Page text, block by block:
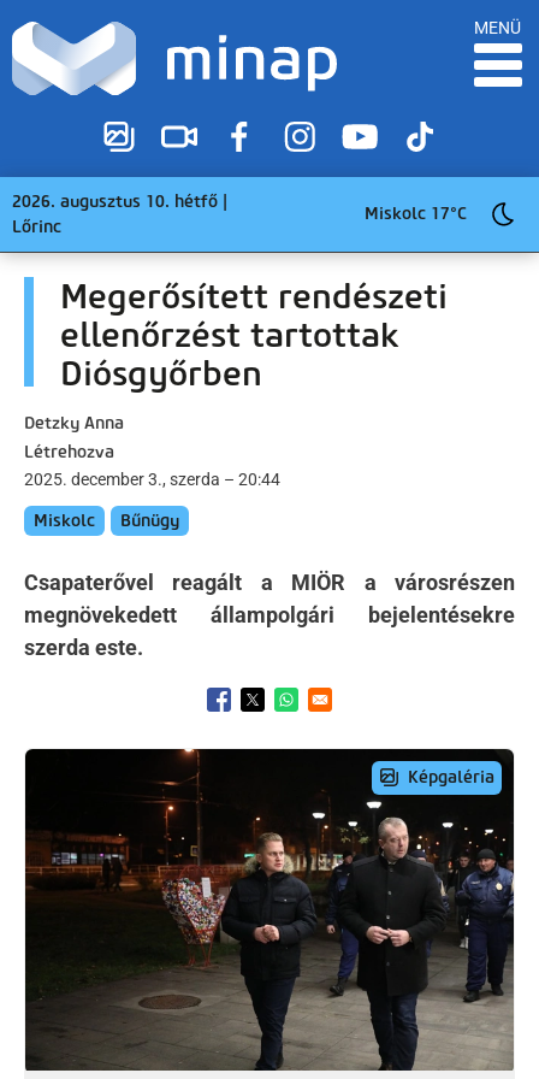
MENÜ
2026. augusztus 10. hétfő |
Lőrinc
Miskolc 17°C
Megerősített rendészeti
ellenőrzést tartottak
Diósgyőrben
Detzky Anna
Létrehozva
2025. december 3., szerda – 20:44
Miskolc Bűnügy
Csapaterővel reagált a MIÖR a városrészen
megnövekedett állampolgári bejelentésekre
szerda este.
Opens in a new window
Opens in a new window
Opens in a new window
Preview Image